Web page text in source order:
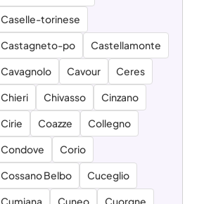
Caselle-torinese
Castagneto-po Castellamonte
Cavagnolo Cavour Ceres
Chieri Chivasso Cinzano
Cirie Coazze Collegno
Condove Corio
Cossano Belbo Cuceglio
Cumiana Cuneo Cuorgne